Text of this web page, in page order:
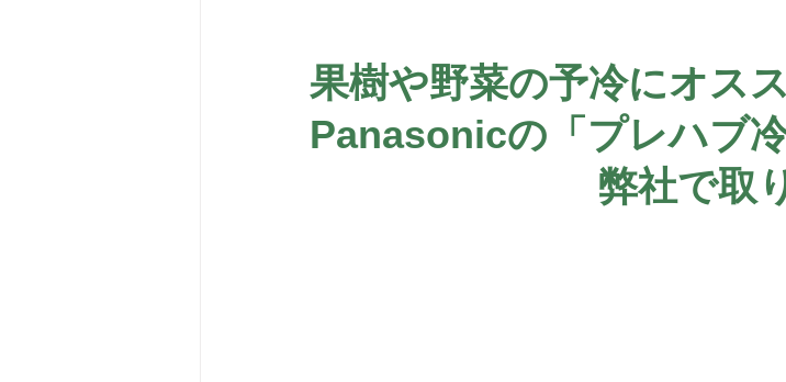
果樹や野菜の予冷にオス
Panasonicの「プレハブ冷
弊社で取